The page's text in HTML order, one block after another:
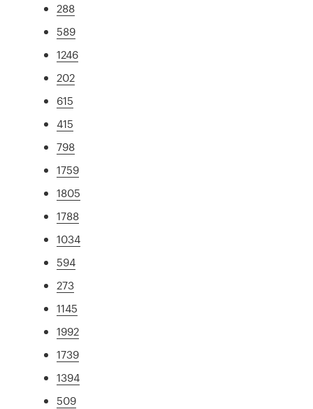
288
589
1246
202
615
415
798
1759
1805
1788
1034
594
273
1145
1992
1739
1394
509